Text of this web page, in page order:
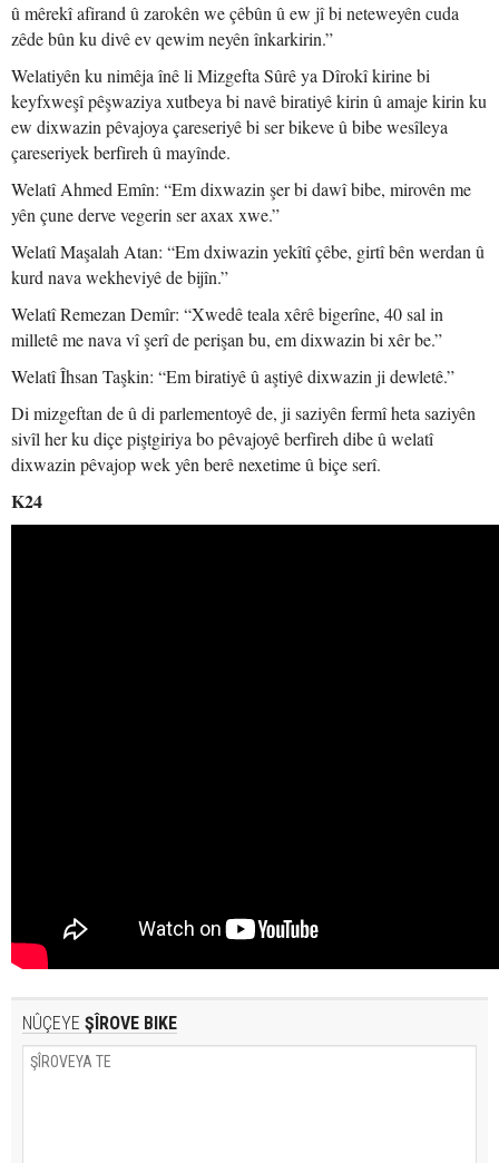
û mêrekî afirand û zarokên we çêbûn û ew jî bi neteweyên cuda
zêde bûn ku divê ev qewim neyên înkarkirin.”
Welatiyên ku nimêja înê li Mizgefta Sûrê ya Dîrokî kirine bi
keyfxweşî pêşwaziya xutbeya bi navê biratiyê kirin û amaje kirin ku
ew dixwazin pêvajoya çareseriyê bi ser bikeve û bibe wesîleya
çareseriyek berfireh û mayînde.
Welatî Ahmed Emîn: “Em dixwazin şer bi dawî bibe, mirovên me
yên çune derve vegerin ser axax xwe.”
Welatî Maşalah Atan: “Em dxiwazin yekîtî çêbe, girtî bên werdan û
kurd nava wekheviyê de bijîn.”
Welatî Remezan Demîr: “Xwedê teala xêrê bigerîne, 40 sal in
milletê me nava vî şerî de perişan bu, em dixwazin bi xêr be.”
Welatî Îhsan Taşkin: “Em biratiyê û aştiyê dixwazin ji dewletê.”
Di mizgeftan de û di parlementoyê de, ji saziyên fermî heta saziyên
sivîl her ku diçe piştgiriya bo pêvajoyê berfireh dibe û welatî
dixwazin pêvajop wek yên berê nexetime û biçe serî.
K24
NÛÇEYE ŞÎROVE BIKE